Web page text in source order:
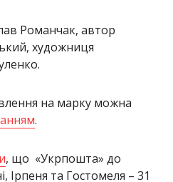
Романчак, автор
художниця
на марку можна
.
, що «Укрпошта» до
Ірпеня та Гостомеля – 31